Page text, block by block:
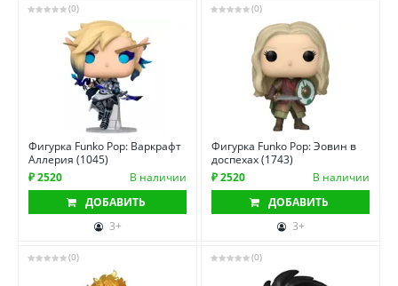
(0)
Фигурка Funko Pop: Варкрафт
Аллерия (1045)
₽ 2520
В наличии
ДОБАВИТЬ
3+
(0)
Фигурка Funko Pop: Эовин в
доспехах (1743)
₽ 2520
В наличии
ДОБАВИТЬ
3+
(0) (0)